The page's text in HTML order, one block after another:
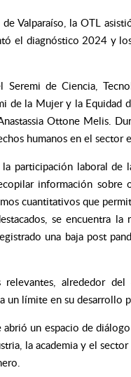
Valparaíso, la OTL
el diagnóstico 2024 y
Seremi de Ciencia,
de la Mujer y la Equidad
Ottone Melis.
humanos en el sector
participación laboral de
información sobre
cuantitativos que
se encuentra
una baja post
alrededor
límite en su desarrollo
un espacio de
la academia y el